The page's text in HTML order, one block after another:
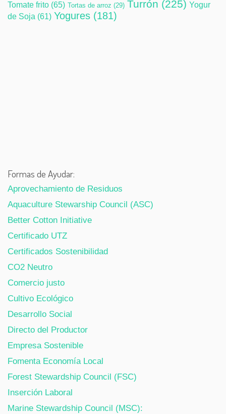
Tomate frito (65) Tortas de arroz (29) Turrón (225) Yogur
de Soja (61) Yogures (181)
Formas de Ayudar:
Aprovechamiento de Residuos
Aquaculture Stewarship Council (ASC)
Better Cotton Initiative
Certificado UTZ
Certificados Sostenibilidad
CO2 Neutro
Comercio justo
Cultivo Ecológico
Desarrollo Social
Directo del Productor
Empresa Sostenible
Fomenta Economía Local
Forest Stewardship Council (FSC)
Inserción Laboral
Marine Stewardship Council (MSC):